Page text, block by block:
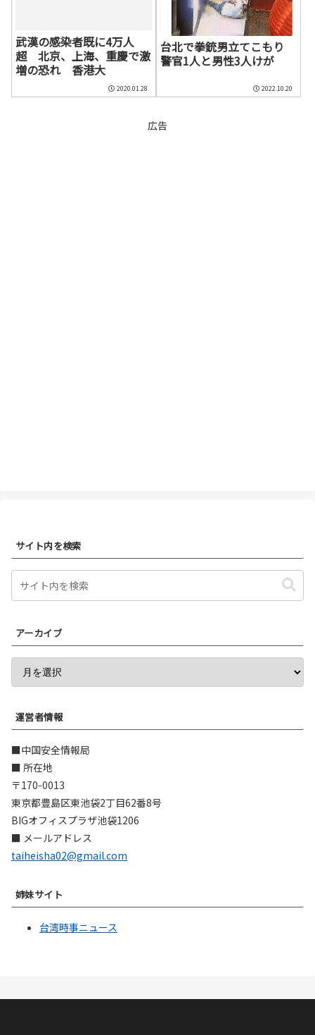
武漢の感染者既に4万人
超 北京、上海、重慶で激
増の恐れ 香港大
2020.01.28
台北で拳銃男立てこもり
警官1人と男性3人けが
2022.10.20
広告
サイト内を検索
アーカイブ
運営者情報
■中国安全情報局
■ 所在地
〒170-0013
東京都豊島区東池袋2丁目62番8号
BIGオフィスプラザ池袋1206
■ メールアドレス
taiheisha02@gmail.com
姉妹サイト
台湾時事ニュース